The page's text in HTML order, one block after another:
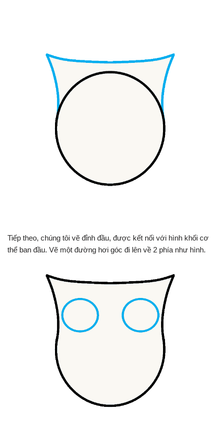
Tiếp theo, chúng tôi vẽ đỉnh đầu, được kết nối với hình khối cơ
thể ban đầu. Vẽ một đường hơi góc đi lên về 2 phía như hình.